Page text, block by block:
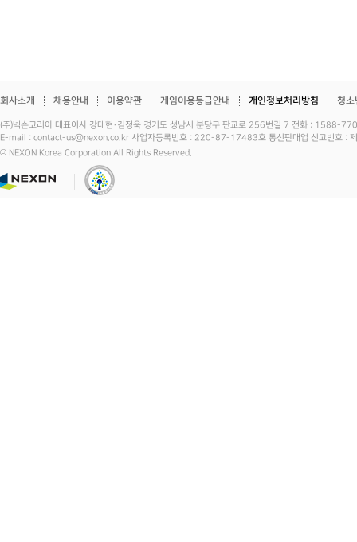
회사소개 채용안내 이용약관 게임이용등급안내 개인정보처리방침 청소
(주)넥슨코리아 대표이사 강대현·김정욱 경기도 성남시 분당구 판교로 256번길 7 전화 :
E-mail : contact-us@nexon.co.kr 사업자등록번호 : 220-87-17483호 통신판매업 신고번호 :
© NEXON Korea Corporation All Rights Reserved.